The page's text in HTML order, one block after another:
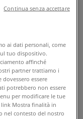
ai dati personali, come
tuo dispositivo.
affinché
partner trattiamo i
essere
potrebbero non essere
per modificare le tue
link Mostra finalità in
nel contesto del nostro
Continua senza accettare